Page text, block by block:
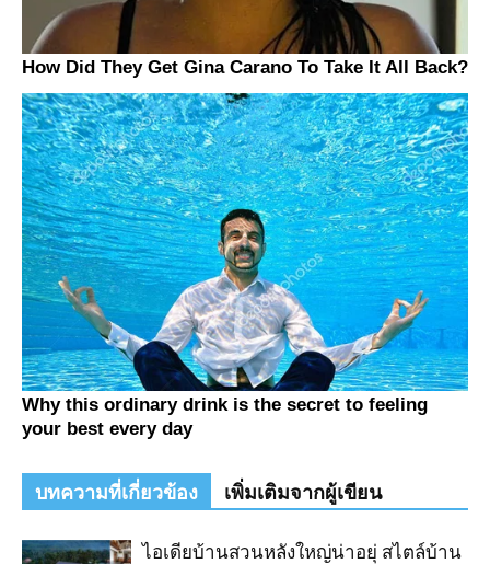
บทความที่เกี่ยวข้อง เพิ่มเติมจากผู้เขียน
ไอเดียบ้านสวนหลังใหญ่น่าอยุ่ สไตล์บ้าน